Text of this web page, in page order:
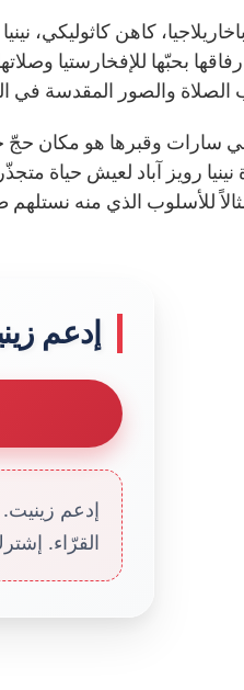
بحبّها للإفخارستيا
الصلاة والصور المقدسة في
سارات وقبرها هو مكان حجّ
نينيا رويز آباد لعيش حياة
للأسلوب الذي منه
إدعم
إدعم
القرّاء.